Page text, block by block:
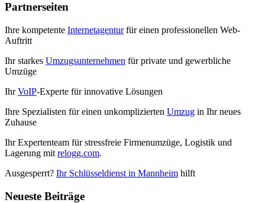
Partnerseiten
Ihre kompetente Internetagenturfür einen professionellen Web-
Auftritt
Ihr starkes Umzugsunternehmen für private und gewerbliche
Umzüge
IhrVoIP-Experte für innovative Lösungen
Ihre Spezialisten für einen unkomplizierten Umzug in Ihr neues
Zuhause
Ihr Expertenteam für stressfreie Firmenumzüge, Logistik und
Lagerung mit relogg.com.
Ausgesperrt? Ihr Schlüsseldienst in Mannheim hilft
Neueste Beiträge